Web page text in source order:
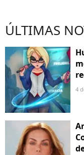
ÚLTIMAS
4